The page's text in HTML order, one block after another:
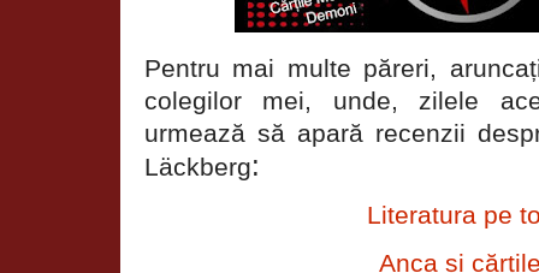
Pentru mai multe păreri,
colegilor mei, unde, zilele
urmează să apară recenzii
Läckberg:
Literatura pe
Anca și